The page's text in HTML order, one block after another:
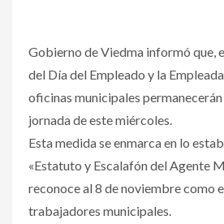
Gobierno de Viedma informó que,
del Día del Empleado y la
oficinas municipales
jornada de este miércoles.
Esta medida se enmarca en lo
«Estatuto y Escalafón del Agente
reconoce al 8 de noviembre como
trabajadores municipales.